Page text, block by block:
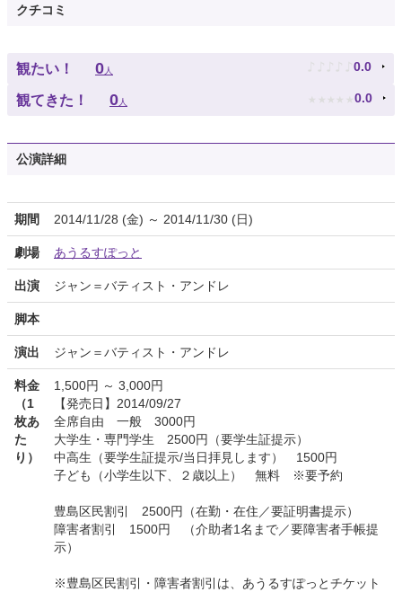
クチコミ
観たい！ 0人 ♪ ♪ ♪ ♪ ♪ 0.0
観てきた！ 0人 ★ ★ ★ ★ ★ 0.0
公演詳細
期間 2014/11/28 (金) ～ 2014/11/30 (日)
劇場 あうるすぽっと
出演 ジャン＝バティスト・アンドレ
脚本
演出 ジャン＝バティスト・アンドレ
料金
（1
枚あ
た
り）
1,500円 ～ 3,000円
【発売日】2014/09/27
全席自由 一般 3000円
大学生・専門学生 2500円（要学生証提示）
中高生（要学生証提示/当日拝見します） 1500円
子ども（小学生以下、２歳以上） 無料 ※要予約
豊島区民割引 2500円（在勤・在住／要証明書提示）
障害者割引 1500円 （介助者1名まで／要障害者手帳提
示）
※豊島区民割引・障害者割引は、あうるすぽっとチケット